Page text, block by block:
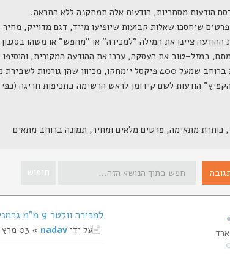
כותרת מתאימה, פרטים מלאים ומחיר, תמונה ברוחב מתאים
למכירה וולטר 9 מ"מ גרמני
על ידיnadav » 03 מרץ 2003, 10:38